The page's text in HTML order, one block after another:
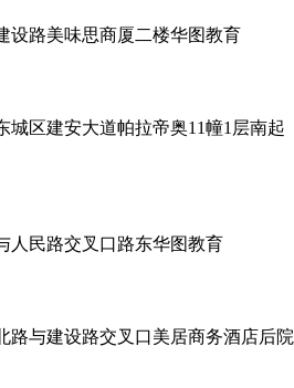
设路美味思商厦二楼华图教育
城区建安大道帕拉帝奥11幢1层南起
人民路交叉口路东华图教育
路与建设路交叉口美居商务酒店后院